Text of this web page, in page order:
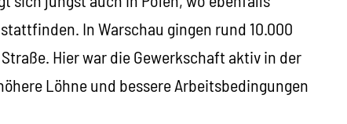
In Warschau gingen rund 10.000
Hier war die Gewerkschaft aktiv in der
Löhne und bessere Arbeitsbedingungen